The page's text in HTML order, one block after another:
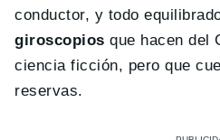
conductor, y todo
giroscopios que hacen del
ciencia ficción, pero que
reservas.